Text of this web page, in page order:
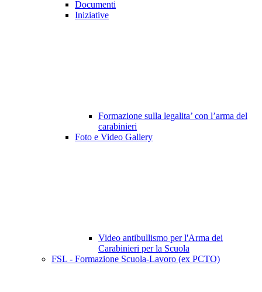
Documenti
Iniziative
Formazione sulla legalita’ con l’arma del
carabinieri
Foto e Video Gallery
Video antibullismo per l'Arma dei
Carabinieri per la Scuola
FSL - Formazione Scuola-Lavoro (ex PCTO)